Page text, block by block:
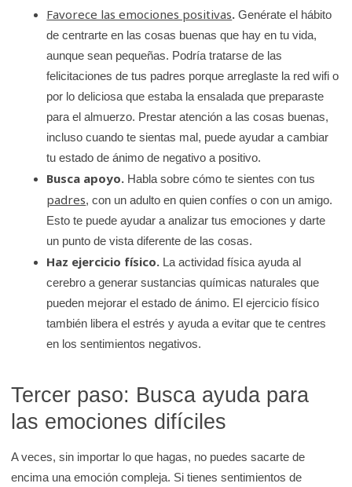
Favorece las emociones positivas. Genérate el hábito
de centrarte en las cosas buenas que hay en tu vida,
aunque sean pequeñas. Podría tratarse de las
felicitaciones de tus padres porque arreglaste la red wifi o
por lo deliciosa que estaba la ensalada que preparaste
para el almuerzo. Prestar atención a las cosas buenas,
incluso cuando te sientas mal, puede ayudar a cambiar
tu estado de ánimo de negativo a positivo.
Busca apoyo. Habla sobre cómo te sientes con tus
padres, con un adulto en quien confíes o con un amigo.
Esto te puede ayudar a analizar tus emociones y darte
un punto de vista diferente de las cosas.
Haz ejercicio físico. La actividad física ayuda al
cerebro a generar sustancias químicas naturales que
pueden mejorar el estado de ánimo. El ejercicio físico
también libera el estrés y ayuda a evitar que te centres
en los sentimientos negativos.
Tercer paso: Busca ayuda para
las emociones difíciles
A veces, sin importar lo que hagas, no puedes sacarte de
encima una emoción compleja. Si tienes sentimientos de